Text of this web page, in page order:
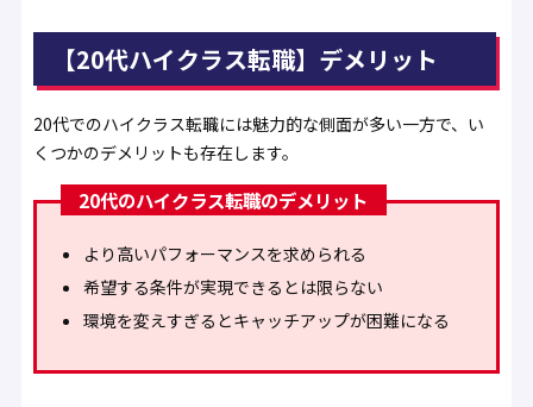
【20代ハイクラス転職】デメリット
20代でのハイクラス転職には魅力的な側面が多い一方で、い
くつかのデメリットも存在します。
20代のハイクラス転職のデメリット
より高いパフォーマンスを求められる
希望する条件が実現できるとは限らない
環境を変えすぎるとキャッチアップが困難になる